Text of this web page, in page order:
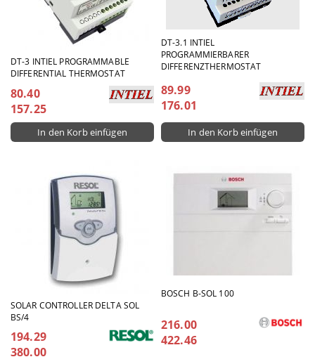
DT-3 INTIEL PROGRAMMABLE
DIFFERENTIAL THERMOSTAT
80.40
157.25
DT-3.1 INTIEL
PROGRAMMIERBARER
DIFFERENZTHERMOSTAT
89.99
176.01
SOLAR CONTROLLER DELTA SOL
BS/4
194.29
380.00
BOSCH B-SOL 100
216.00
422.46